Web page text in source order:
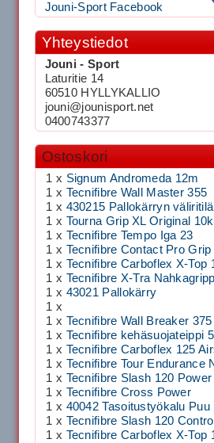
Jouni-Sport Facebook
Yhteystiedot
Jouni - Sport
Laturitie 14
60510 HYLLYKALLIO
jouni@jounisport.net
0400743377
Ostoskori
1 x Signum Andromeda 12m
1 x Tecnifibre Wall Master 355
1 x 430215 Pallokärryn väliritilä
1 x Tourna Grip XL Original
1 x Tecnifibre Tempo Iga 23
1 x Tecnifibre Contact Pro Grip
1 x Tecnifibre Carboflex X-Top
1 x Tecnifibre X-Tra
1 x 43021 Pallokärry
1 x
1 x Tecnifibre Wall Breaker 375
1 x Tecnifibre kehäsuojateippi
1 x Tecnifibre Carboflex 125
1 x Tecnifibre Tour Endurance
1 x Tecnifibre Slash 120 Power
1 x Tecnifibre Cross Power
1 x 40042 Tasoitustyökalu Puu
1 x Tecnifibre Slash 120 Control
1 x Tecnifibre Carboflex X-Top